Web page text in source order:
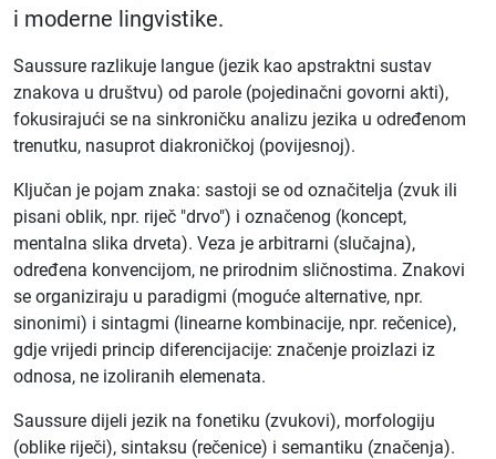
i moderne lingvistike.
Saussure razlikuje langue (jezik kao apstraktni sustav
znakova u društvu) od parole (pojedinačni govorni akti),
fokusirajući se na sinkroničku analizu jezika u određenom
trenutku, nasuprot diakroničkoj (povijesnoj).
Ključan je pojam znaka: sastoji se od označitelja (zvuk ili
pisani oblik, npr. riječ "drvo") i označenog (koncept,
mentalna slika drveta). Veza je arbitrarni (slučajna),
određena konvencijom, ne prirodnim sličnostima. Znakovi
se organiziraju u paradigmi (moguće alternative, npr.
sinonimi) i sintagmi (linearne kombinacije, npr. rečenice),
gdje vrijedi princip diferencijacije: značenje proizlazi iz
odnosa, ne izoliranih elemenata.
Saussure dijeli jezik na fonetiku (zvukovi), morfologiju
(oblike riječi), sintaksu (rečenice) i semantiku (značenja).